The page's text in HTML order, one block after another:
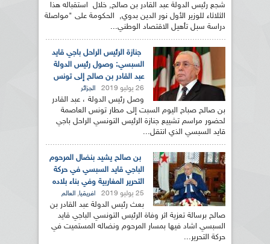
شجع رئيس الدولة عبد القادر بن صالح, خلال استقباله هذا
الثلاثاء للوزير الأول نور الدين بدوي, الحكومة على "مواصلة
دراسة سبل تأهيل الاقتصاد الوطني...
جنازة الرئيس الراحل باجي قايد
السبسي: وصول رئيس الدولة
عبد القادر بن صالح إلى تونس
26 يوليو 2019 الجزائر
وصل رئيس الدولة ، عبد القادر
بن صالح صباح اليوم السبت إلى مطار تونس العاصمة
لحضور مراسم تشييع جنازة الرئيس التونسي الراحل باجي
قايد السبسي الذي انتقل...
بن صالح يشيد بنضال المرحوم
الباجي قايد السبسي في حركة
التحرير المغاربية وفي بناء بلاده
25 يوليو 2019 افريقيا, العالم
بعث رئيس الدولة عبد القادر بن
صالح برسالة تعزية اثر وفاة الرئيس التونسي الباجي قايد
السبسي اشاد فيها بمسار المرحوم ونضاله المستميت في
حركة التحرير...